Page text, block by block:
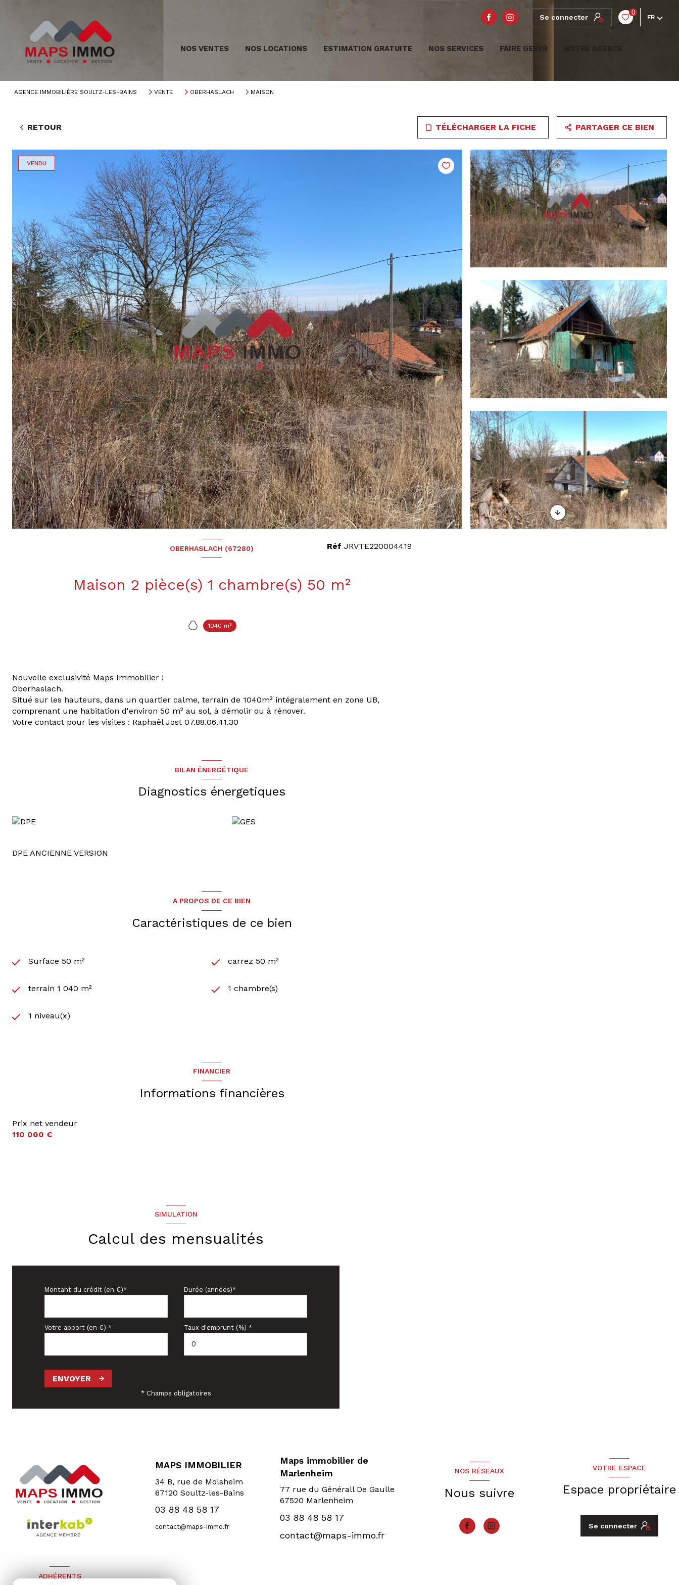
Se connecter
0
FR
NOS VENTES NOS LOCATIONS ESTIMATION GRATUITE NOS SERVICES FAIRE GERER
AGENCE IMMOBILIÈRE SOULTZ-LES-BAINS VENTE OBERHASLACH MAISON
RETOUR TÉLÉCHARGER LA FICHE PARTAGER CE BIEN
VENDU
OBERHASLACH (67280)
Maison 2 pièce(s) 1 chambre(s) 50 m²
1040 m²
Réf JRVTE220004419
Nouvelle exclusivité Maps Immobilier !
Oberhaslach.
Situé sur les hauteurs, dans un quartier calme, terrain de 1040m² intégralement en zone UB,
comprenant une habitation d'environ 50 m² au sol, à démolir ou à rénover.
Votre contact pour les visites : Raphaël Jost 07.88.06.41.30
BILAN ÉNERGÉTIQUE
Diagnostics énergetiques
DPE ANCIENNE VERSION
A PROPOS DE CE BIEN
Caractéristiques de ce bien
Surface 50 m² carrez 50 m²
terrain 1 040 m² 1 chambre(s)
1 niveau(x)
FINANCIER
Informations financières
Prix net vendeur
110 000 €
SIMULATION
Calcul des mensualités
Montant du crédit (en €)* Durée (années)*
Votre apport (en €) * Taux d'emprunt (%) *
ENVOYER
* Champs obligatoires
MAPS IMMOBILIER
34 B, rue de Molsheim
67120Soultz-les-Bains
03 88 48 58 17
contact@maps-immo.fr
Maps immobilier de
Marlenheim
77 rue du Générall De Gaulle
67520 Marlenheim
03 88 48 58 17
contact@maps-immo.fr
NOS RÉSEAUX
Nous suivre
VOTRE ESPACE
Espace propriétaire
Se connecter
ADHÉRENTS